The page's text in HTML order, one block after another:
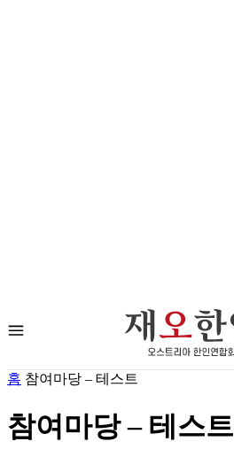
홈 참여마당 – 테스트
참여마당 – 테스트